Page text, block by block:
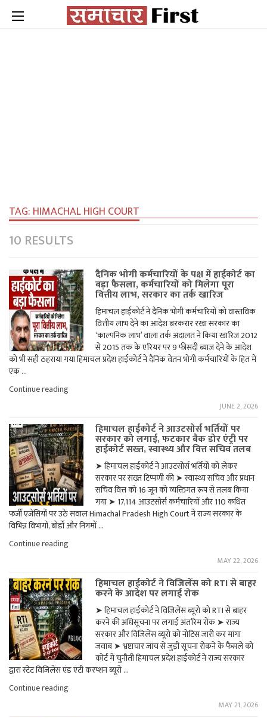
TAG: HIMACHAL HIGH COURT
10 RESULTS
दैनिक भोगी कर्मचारियों के पक्ष में हाईकोर्ट का
बड़ा फैसला, कर्मचारियों को मिलेगा पूरा
वित्तीय लाभ, सरकार का तर्क खारिज
हिमाचल हाईकोर्ट ने दैनिक भोगी कर्मचारियों को वास्तविक
वित्तीय लाभ देने का आदेश बरकरार रखा सरकार का
‘काल्पनिक लाभ’ वाला तर्क अदालत ने किया खारिज 2012
से 2015 तक के एरियर पर 9 फीसदी ब्याज देने के आदेश
को भी सही ठहराया गया हिमाचल प्रदेश हाईकोर्ट ने दैनिक वेतन भोगी कर्मचारियों के हित में
एक …
Continue reading"दैनिक
पक्ष
में
हाईकोर्ट
का
बड़ा
फैसला,
कर्मचारियों
को
मिलेगा
पूरा
वित्तीय
लाभ,
खारिज"
JUNE 2, 2026
हिमाचल हाईकोर्ट ने आउटसोर्स भर्तियों पर
सरकार को लगाई, फटकार बैक डोर एंट्री पर
हाईकोर्ट सख्त, स्वास्थ्य और वित्त सचिव तलब
➤ हिमाचल हाईकोर्ट ने आउटसोर्स भर्तियों को लेकर
सरकार पर सख्त टिप्पणी की ➤ स्वास्थ्य सचिव और प्रधान
सचिव वित्त को 16 जून को व्यक्तिगत रूप से तलब किया
गया ➤ 17,114 आउटसोर्स कर्मचारियों और 110 कथित
फर्जी एजेंसियों पर उठे सवाल Himachal Pradesh High Court ने राज्य सरकार के
विभिन्न विभागों, बोर्डों और निगमों …
Continue reading"हिमाचल
भर्तियों
पर
सरकार
को
लगाई,
फटकार
बैक
डोर
एंट्री
पर
हाईकोर्ट
MAY 22, 2026
हिमाचल हाईकोर्ट ने विजिलेंस को RTI से बाहर
करने के आदेश पर लगाई रोक
➤ हिमाचल हाईकोर्ट ने विजिलेंस ब्यूरो को RTI से बाहर
करने की अधिसूचना पर लगाई अंतरिम रोक ➤ राज्य
सरकार और विजिलेंस ब्यूरो को नोटिस जारी कर मांगा
जवाब ➤ भ्रष्टाचार जांच से जुड़ी सूचना रोकने के फैसले को
कोर्ट में चुनौती हिमाचल प्रदेश हाईकोर्ट ने राज्य सरकार
द्वारा स्टेट विजिलेंस एंड एंटी करप्शन ब्यूरो …
Continue reading"हिमाचल
MAY 21, 2026